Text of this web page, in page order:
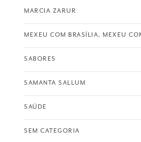
MARCIA ZARUR
MEXEU COM BRASÍLIA, MEXEU
SABORES
SAMANTA SALLUM
SAÚDE
SEM CATEGORIA